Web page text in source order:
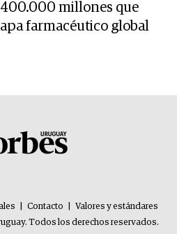
millones que
farmacéutico global
Contacto
Valores y estándares
Todos los derechos reservados.